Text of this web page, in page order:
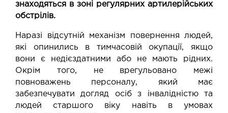
знаходяться в зоні регулярних артилерійських
обстрілів.
Наразі відсутній механізм повернення людей,
які опинились в тимчасовій окупації, якщо
вони є недієздатними або не мають рідних.
Окрім того, не врегульовано межі
повноважень персоналу, який має
забезпечувати догляд осіб з інвалідністю та
людей старшого віку навіть в умовах